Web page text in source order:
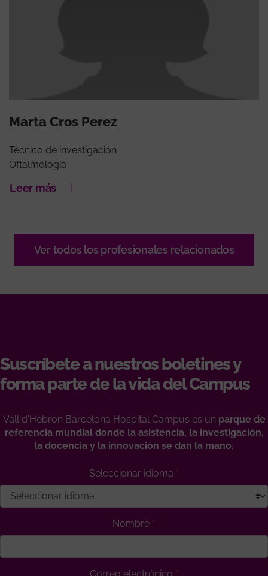
Marta Cros Perez
Técnico de investigación
Oftalmología
Leer más
Ver todos los profesionales relacionados
Suscríbete a nuestros boletines y
forma parte de la vida del Campus
Vall d'Hebron Barcelona Hospital Campus es un parque de
referencia mundial donde la asistencia, la investigación,
la docencia y la innovación se dan la mano.
Seleccionar idioma
Nombre